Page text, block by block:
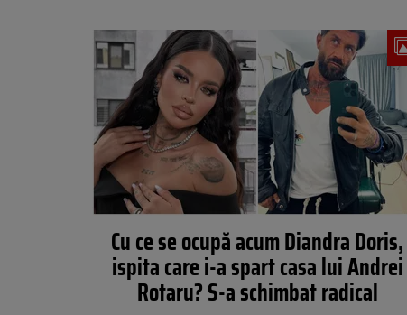
Cu ce se ocupă acum Diandra Doris,
ispita care i-a spart casa lui Andrei
Rotaru? S-a schimbat radical